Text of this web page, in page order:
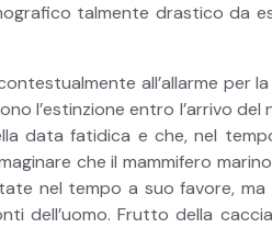
talmente drastico da
all’allarme
l’estinzione entro l’arrivo
data fatidica e che, nel
che il mammifero
nel tempo a suo favore, ma
dell’uomo. Frutto della